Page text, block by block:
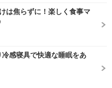
は焦らずに！楽しく食事マ
冷感寝具で快適な睡眠をあ